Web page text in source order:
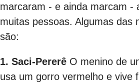
marcaram - e ainda marcam -
muitas pessoas. Algumas das
são:
1. Saci-Pererê O menino de
usa um gorro vermelho e vive